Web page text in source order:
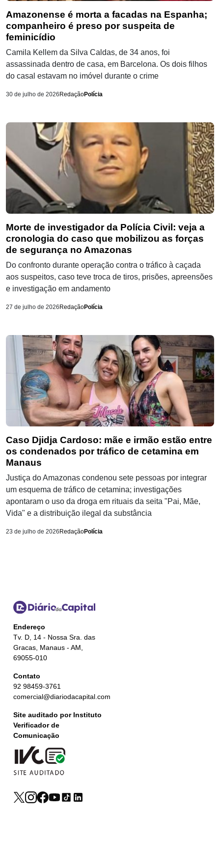
Amazonense é morta a facadas na Espanha;
companheiro é preso por suspeita de
feminicídio
Camila Kellem da Silva Caldas, de 34 anos, foi
assassinada dentro de casa, em Barcelona. Os dois filhos
do casal estavam no imóvel durante o crime
30 de julho de 2026 RedaçãoPolícia
Morte de investigador da Polícia Civil: veja a
cronologia do caso que mobilizou as forças
de segurança no Amazonas
Do confronto durante operação contra o tráfico à caçada
aos suspeitos, caso teve troca de tiros, prisões, apreensões
e investigação em andamento
27 de julho de 2026 RedaçãoPolícia
Caso Djidja Cardoso: mãe e irmão estão entre
os condenados por tráfico de cetamina em
Manaus
Justiça do Amazonas condenou sete pessoas por integrar
um esquema de tráfico de cetamina; investigações
apontaram o uso da droga em rituais da seita "Pai, Mãe,
Vida" e a distribuição ilegal da substância
23 de julho de 2026 RedaçãoPolícia
Endereço
Tv. D, 14 - Nossa Sra. das
Gracas, Manaus - AM,
69055-010
Contato
92 98459-3761
comercial@diariodacapital.com
Site auditado por Instituto
Verificador de
Comunicação